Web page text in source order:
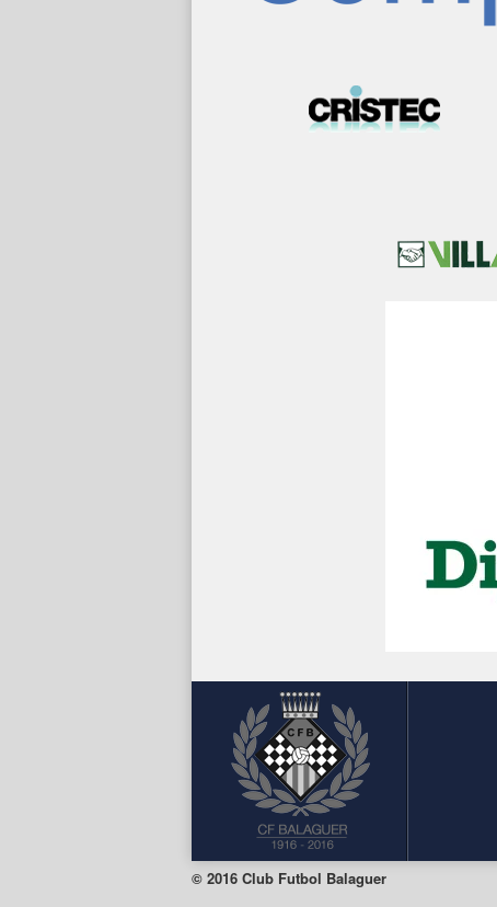
© 2016 Club Futbol Balaguer